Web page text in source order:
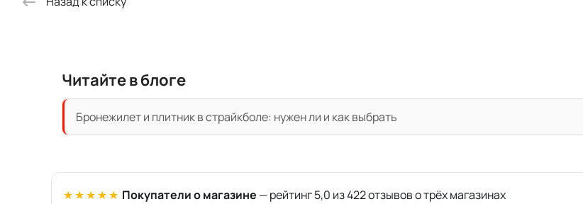
Читайте в блоге
Бронежилет и плитник в страйкболе: нужен ли и как выбрать
★★★★★ Покупатели о магазине — рейтинг 5,0 из 422 отзывов о трёх магазинах